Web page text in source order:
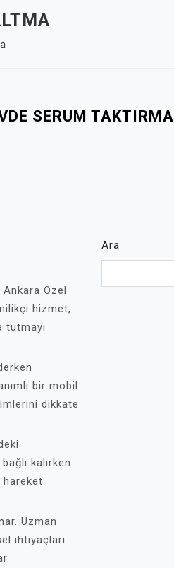
SERUM TAKTIRMA
Özel
hizmet,
tutmayı
bir mobil
dikkate
kalırken
hareket
Uzman
ihtiyaçları
Ara